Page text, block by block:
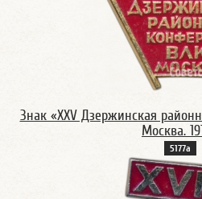
Знак «XXV Дзержинская
Москва.
5177а